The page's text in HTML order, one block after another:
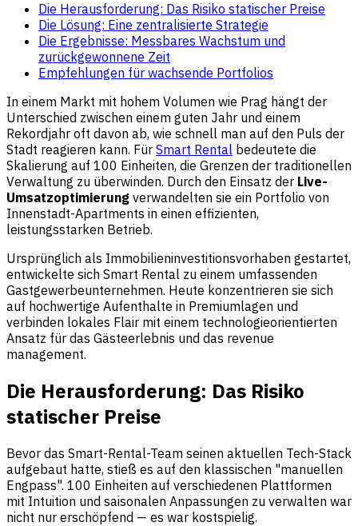
Die Herausforderung: Das Risiko statischer Preise
Die Lösung: Eine zentralisierte Strategie
Die Ergebnisse: Messbares Wachstum und
zurückgewonnene Zeit
Empfehlungen für wachsende Portfolios
In einem Markt mit hohem Volumen wie Prag hängt der
Unterschied zwischen einem guten Jahr und einem
Rekordjahr oft davon ab, wie schnell man auf den Puls der
Stadt reagieren kann. Für Smart Rental bedeutete die
Skalierung auf 100 Einheiten, die Grenzen der traditionellen
Verwaltung zu überwinden. Durch den Einsatz der Live-
Umsatzoptimierung verwandelten sie ein Portfolio von
Innenstadt-Apartments in einen effizienten,
leistungsstarken Betrieb.
Ursprünglich als Immobilieninvestitionsvorhaben gestartet,
entwickelte sich Smart Rental zu einem umfassenden
Gastgewerbeunternehmen. Heute konzentrieren sie sich
auf hochwertige Aufenthalte in Premiumlagen und
verbinden lokales Flair mit einem technologieorientierten
Ansatz für das Gästeerlebnis und das revenue
management.
Die Herausforderung: Das Risiko
statischer Preise
Bevor das Smart-Rental-Team seinen aktuellen Tech-Stack
aufgebaut hatte, stieß es auf den klassischen "manuellen
Engpass". 100 Einheiten auf verschiedenen Plattformen
mit Intuition und saisonalen Anpassungen zu verwalten war
nicht nur erschöpfend — es war kostspielig.